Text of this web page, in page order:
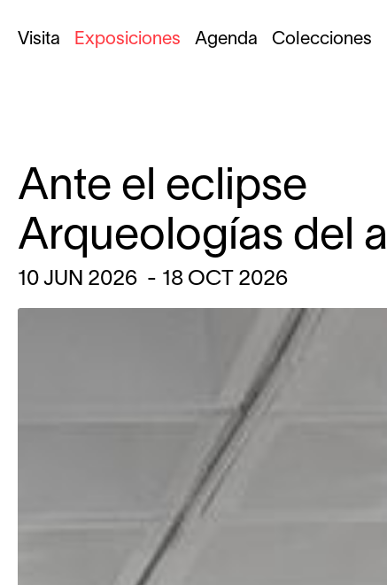
Visita Exposiciones Agenda Colecciones
Ante el eclipse
Arqueologías del
10 JUN 2026 - 18 OCT 2026